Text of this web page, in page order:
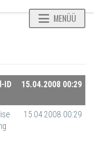
MENÜÜ
ID
15.04.2008 00:29
15.04.2008 00:29